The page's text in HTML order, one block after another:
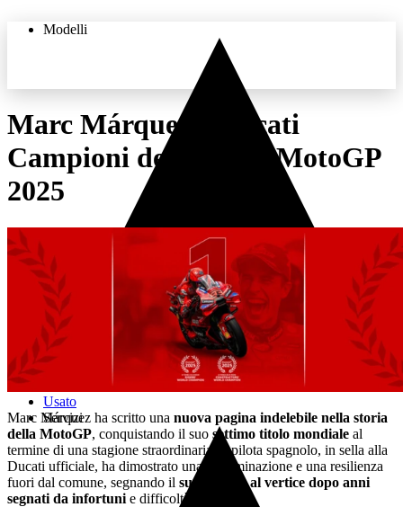
THE LAND OF JOY
Modelli
Usato
Servizi
Marc Márquez e Ducati
Campioni del Mondo MotoGP
2025
Marc Márquez ha scritto una nuova pagina indelebile nella storia
della MotoGP, conquistando il suo settimo titolo mondiale al
termine di una stagione straordinaria. Il pilota spagnolo, in sella alla
Ducati ufficiale, ha dimostrato una determinazione e una resilienza
fuori dal comune, segnando il suo ritorno al vertice dopo anni
segnati da infortuni e difficoltà.